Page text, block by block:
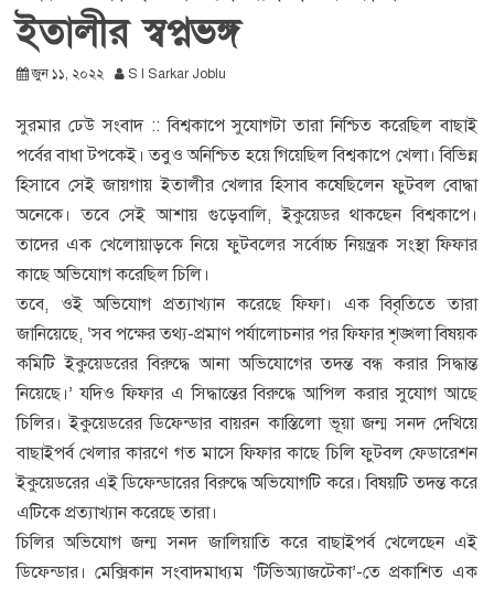
ইতালীর স্বপ্নভঙ্গ
জুন ১১, ২০২২ S I Sarkar Joblu
সুরমার ঢেউ সংবাদ :: বিশ্বকাপে সুযোগটা তারা নিশ্চিত করেছিল বাছাই
পর্বের বাধা টপকেই। তবুও অনিশ্চিত হয়ে গিয়েছিল বিশ্বকাপে খেলা। বিভিন্ন
হিসাবে সেই জায়গায় ইতালীর খেলার হিসাব কষেছিলেন ফুটবল বোদ্ধা
অনেকে। তবে সেই আশায় গুড়েবালি, ইকুয়েডর থাকছেন বিশ্বকাপে।
তাদের এক খেলোয়াড়কে নিয়ে ফুটবলের সর্বোচ্চ নিয়ন্ত্রক সংস্থা ফিফার
কাছে অভিযোগ করেছিল চিলি।
তবে, ওই অভিযোগ প্রত্যাখ্যান করেছে ফিফা। এক বিবৃতিতে তারা
জানিয়েছে, ‘সব পক্ষের তথ্য-প্রমাণ পর্যালোচনার পর ফিফার শৃঙ্খলা বিষয়ক
কমিটি ইকুয়েডরের বিরুদ্ধে আনা অভিযোগের তদন্ত বন্ধ করার সিদ্ধান্ত
নিয়েছে।’ যদিও ফিফার এ সিদ্ধান্তের বিরুদ্ধে আপিল করার সুযোগ আছে
চিলির। ইকুয়েডরের ডিফেন্ডার বায়রন কাস্তিলো ভূয়া জন্ম সনদ দেখিয়ে
বাছাইপর্ব খেলার কারণে গত মাসে ফিফার কাছে চিলি ফুটবল ফেডারেশন
ইকুয়েডরের এই ডিফেন্ডারের বিরুদ্ধে অভিযোগটি করে। বিষয়টি তদন্ত করে
এটিকে প্রত্যাখ্যান করেছে তারা।
চিলির অভিযোগ জন্ম সনদ জালিয়াতি করে বাছাইপর্ব খেলেছেন এই
ডিফেন্ডার। মেক্সিকান সংবাদমাধ্যম ‘টিভিঅ্যাজটেকা’-তে প্রকাশিত এক